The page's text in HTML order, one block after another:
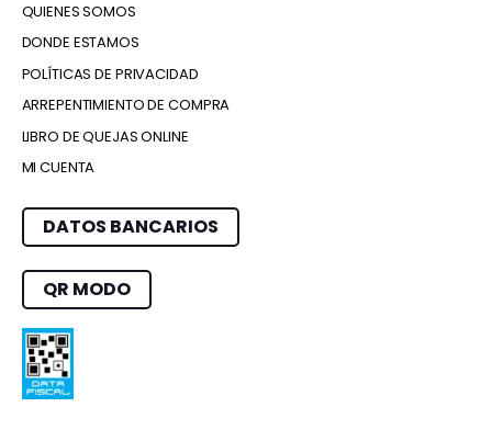
QUIENES SOMOS
DONDE ESTAMOS
POLÍTICAS DE PRIVACIDAD
ARREPENTIMIENTO DE COMPRA
LIBRO DE QUEJAS ONLINE
MI CUENTA
DATOS BANCARIOS
QR MODO